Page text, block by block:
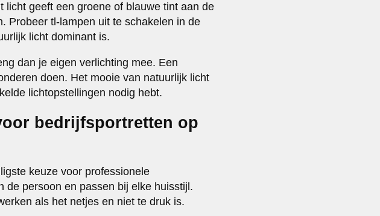
geeft een groene of blauwe tint aan de
Probeer tl-lampen uit te schakelen in de
licht dominant is.
dan je eigen verlichting mee. Een
doen. Het mooie van natuurlijk licht
lichtopstellingen nodig hebt.
bedrijfsportretten op
keuze voor professionele
de persoon en passen bij elke huisstijl.
als het netjes en niet te druk is.